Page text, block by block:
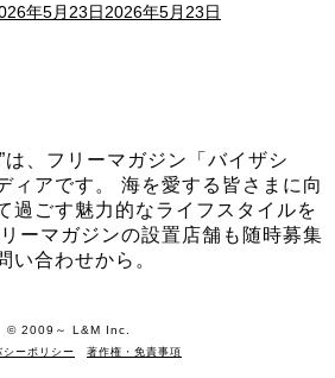
年5月23日2026年5月23日
、フリーマガジン「バイザシ
ィアです。 海を愛する皆さまに向
過ごす魅力的なライフスタイルを
ーマガジンの設置店舗も随時募集
い合わせから。
©️ 2009～ L&M Inc.
シーポリシー 著作権・免責事項